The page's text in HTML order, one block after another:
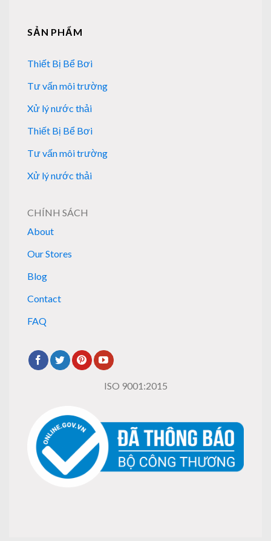
SẢN PHẨM
Thiết Bị Bể Bơi
Tư vấn môi trường
Xử lý nước thải
Thiết Bị Bể Bơi
Tư vấn môi trường
Xử lý nước thải
CHÍNH SÁCH
About
Our Stores
Blog
Contact
FAQ
ISO 9001:2015